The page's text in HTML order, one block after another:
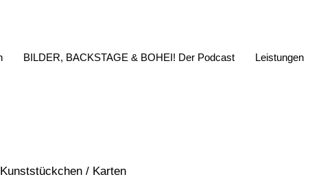
BILDER, BACKSTAGE & BOHEI! Der Podcast Leistungen
Kunststückchen / Karten